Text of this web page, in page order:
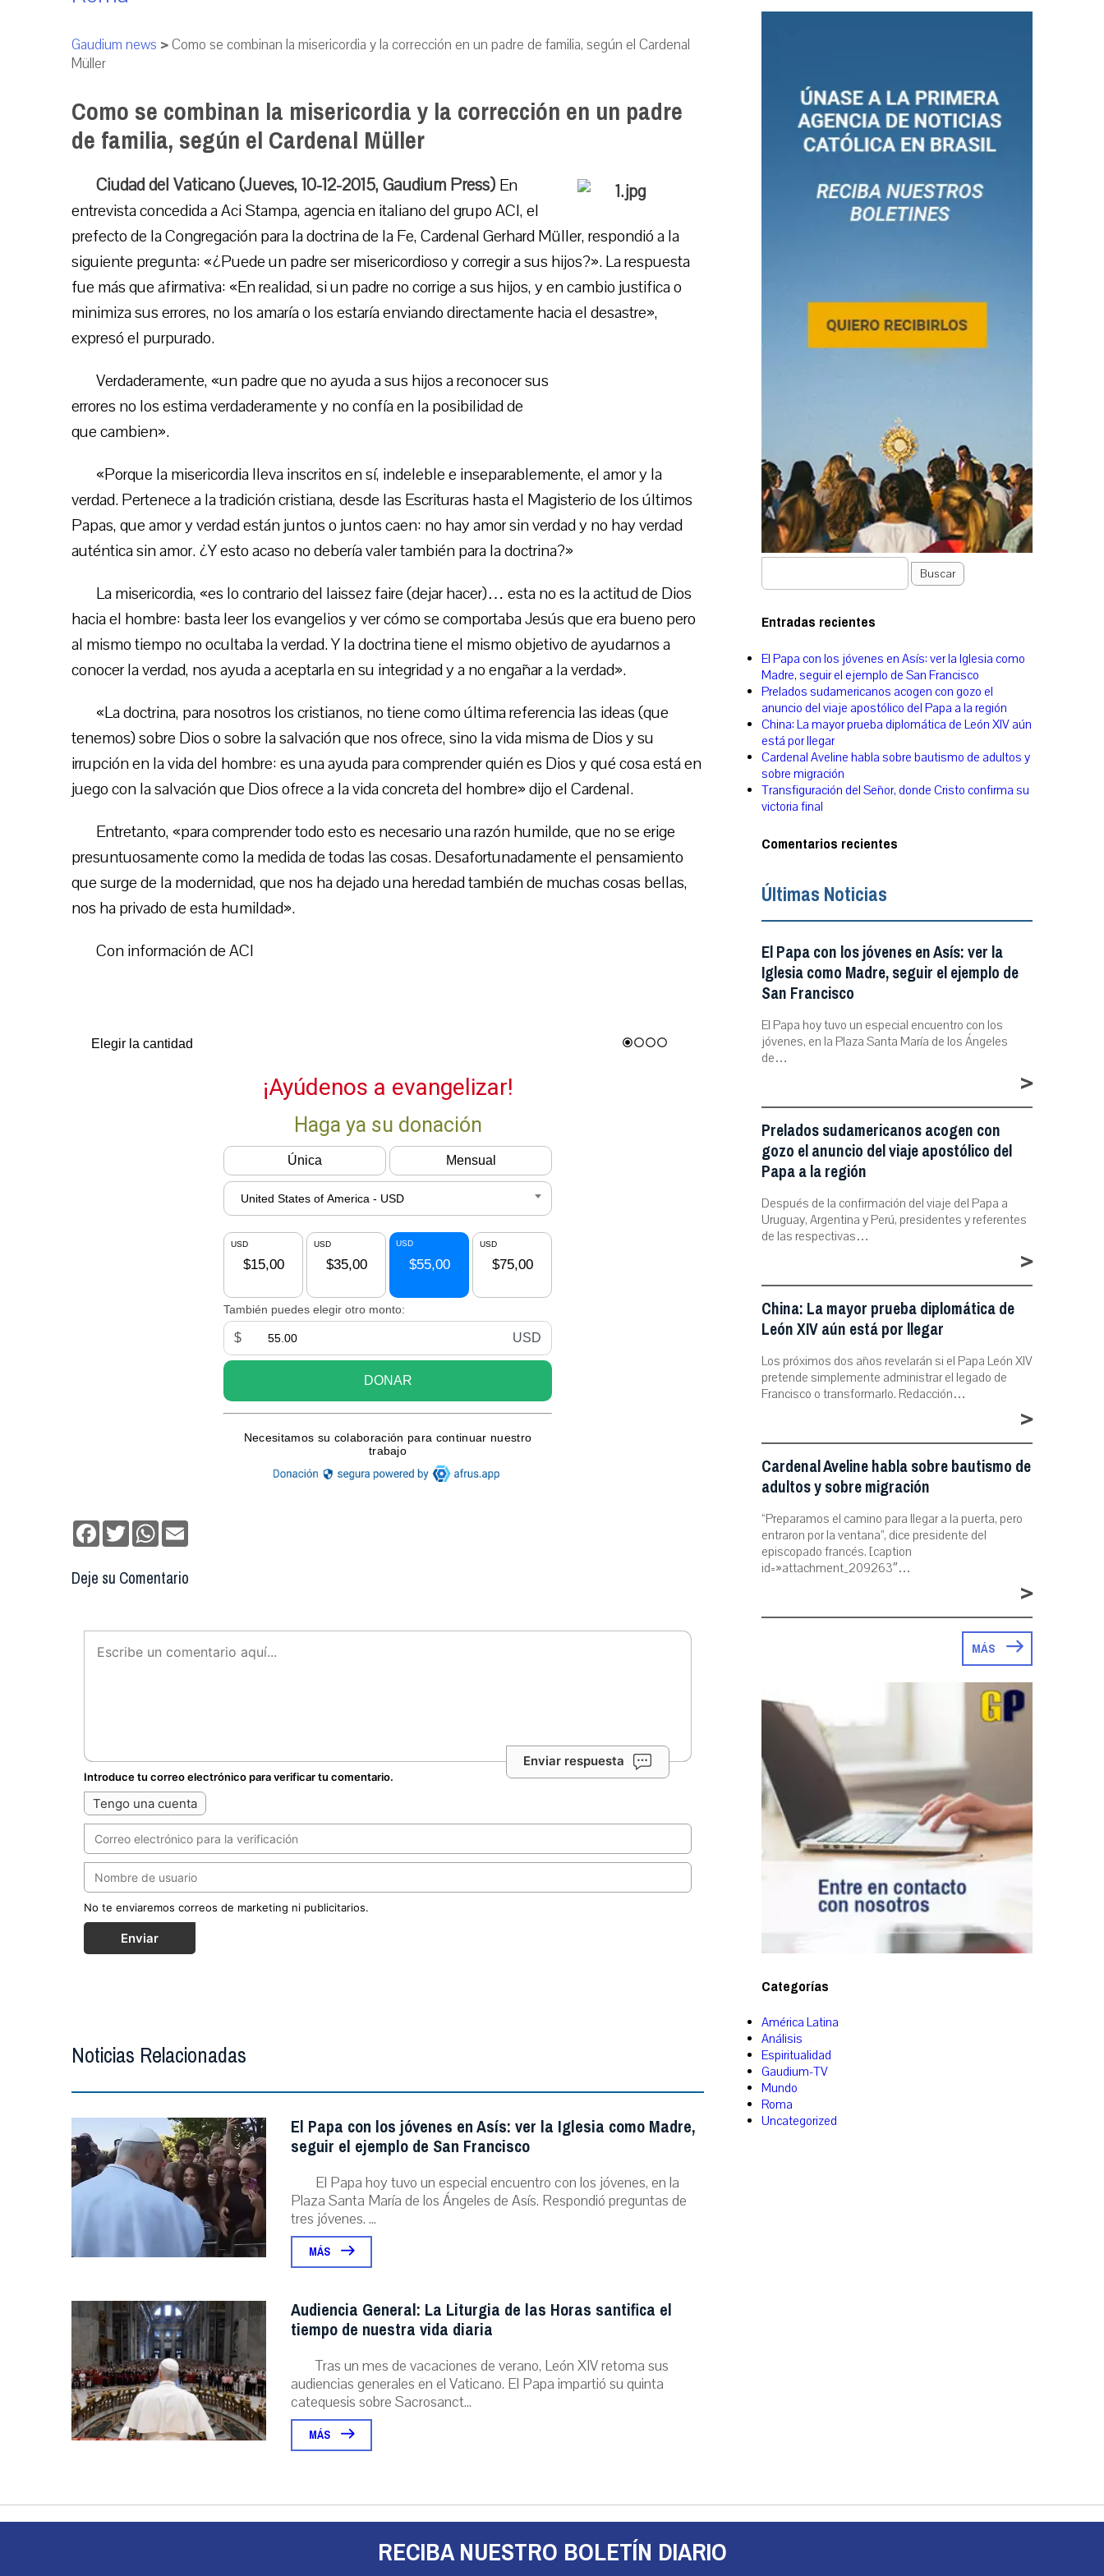
Gaudium news >Como se combinan la misericordia y la corrección en un padre de familia, según el Cardenal
Müller
Como se combinan la misericordia y la corrección en un padre
de familia, según el Cardenal Müller
Ciudad del Vaticano (Jueves, 10-12-2015, Gaudium Press) En
entrevista concedida a Aci Stampa, agencia en italiano del grupo ACI, el
prefecto de la Congregación para la doctrina de la Fe, Cardenal Gerhard Müller, respondió a la
siguiente pregunta: «¿Puede un padre ser misericordioso y corregir a sus hijos?». La respuesta
fue más que afirmativa: «En realidad, si un padre no corrige a sus hijos, y en cambio justifica o
minimiza sus errores, no los amaría o los estaría enviando directamente hacia el desastre»,
expresó el purpurado.
Verdaderamente, «un padre que no ayuda a sus hijos a reconocer sus
errores no los estima verdaderamente y no confía en la posibilidad de
que cambien».
«Porque la misericordia lleva inscritos en sí, indeleble e inseparablemente, el amor y la
verdad. Pertenece a la tradición cristiana, desde las Escrituras hasta el Magisterio de los últimos
Papas, que amor y verdad están juntos o juntos caen: no hay amor sin verdad y no hay verdad
auténtica sin amor. ¿Y esto acaso no debería valer también para la doctrina?»
La misericordia, «es lo contrario del laissez faire (dejar hacer)… esta no es la actitud de Dios
hacia el hombre: basta leer los evangelios y ver cómo se comportaba Jesús que era bueno pero
al mismo tiempo no ocultaba la verdad. Y la doctrina tiene el mismo objetivo de ayudarnos a
conocer la verdad, nos ayuda a aceptarla en su integridad y a no engañar a la verdad».
«La doctrina, para nosotros los cristianos, no tiene como última referencia las ideas (que
tenemos) sobre Dios o sobre la salvación que nos ofrece, sino la vida misma de Dios y su
irrupción en la vida del hombre: es una ayuda para comprender quién es Dios y qué cosa está en
juego con la salvación que Dios ofrece a la vida concreta del hombre» dijo el Cardenal.
Entretanto, «para comprender todo esto es necesario una razón humilde, que no se erige
presuntuosamente como la medida de todas las cosas. Desafortunadamente el pensamiento
que surge de la modernidad, que nos ha dejado una heredad también de muchas cosas bellas,
nos ha privado de esta humildad».
Con información de ACI
Facebook
TwitterWhatsApp
Deje su Comentario
Enviar respuesta
Introduce tu correo electrónico para verificar tu comentario.
Tengo una cuenta
No te enviaremos correos de marketing ni publicitarios.
Enviar
Noticias Relacionadas
El Papa con los jóvenes en Asís: ver la Iglesia como Madre,
seguir el ejemplo de San Francisco
El Papa hoy tuvo un especial encuentro con los jóvenes, en la
Plaza Santa María de los Ángeles de Asís. Respondió preguntas de
tres jóvenes. ...
MÁS
Audiencia General: La Liturgia de las Horas santifica el
tiempo de nuestra vida diaria
Tras un mes de vacaciones de verano, León XIV retoma sus
audiencias generales en el Vaticano. El Papa impartió su quinta
catequesis sobre Sacrosanct...
MÁS
Buscar
Entradas recientes
El Papa con los jóvenes en Asís: ver la Iglesia como
Madre, seguir el ejemplo de San Francisco
Prelados sudamericanos acogen con gozo el
anuncio del viaje apostólico del Papa a la región
China: La mayor prueba diplomática de León XIV aún
está por llegar
Cardenal Aveline habla sobre bautismo de adultos y
sobre migración
Transfiguración del Señor, donde Cristo confirma su
victoria final
Comentarios recientes
Últimas Noticias
El Papa con los jóvenes en Asís: ver la
Iglesia como Madre, seguir el ejemplo de
San Francisco
El Papa hoy tuvo un especial encuentro con los
jóvenes, en la Plaza Santa María de los Ángeles
de…
>
Prelados sudamericanos acogen con
gozo el anuncio del viaje apostólico del
Papa a la región
Después de la confirmación del viaje del Papa a
Uruguay, Argentina y Perú, presidentes y referentes
de las respectivas…
>
China: La mayor prueba diplomática de
León XIV aún está por llegar
Los próximos dos años revelarán si el Papa León XIV
pretende simplemente administrar el legado de
Francisco o transformarlo. Redacción…
>
Cardenal Aveline habla sobre bautismo de
adultos y sobre migración
“Preparamos el camino para llegar a la puerta, pero
entraron por la ventana”, dice presidente del
episcopado francés. [caption
id=»attachment_209263″…
>
MÁS
Categorías
América Latina
Análisis
Espiritualidad
Gaudium-TV
Mundo
Roma
Uncategorized
RECIBA NUESTRO BOLETÍN DIARIO